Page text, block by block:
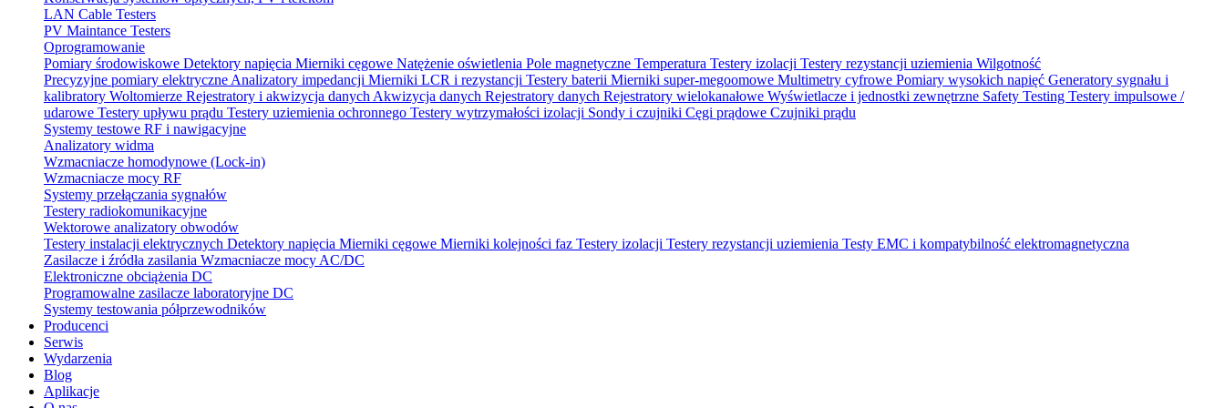
LAN Cable Testers
PV Maintance Testers
Oprogramowanie
Pomiary środowiskowe Detektory napięcia Mierniki cęgowe Natężenie oświetlenia Pole magnetyczne Temperatura Testery izolacji Testery rezystancji uziemienia Wilgotność
Precyzyjne pomiary elektryczne Analizatory impedancji Mierniki LCR i rezystancji Testery baterii Mierniki super-megoomowe Multimetry cyfrowe Pomiary wysokich napięć Generatory sygnału i
kalibratory Woltomierze Rejestratory i akwizycja danych Akwizycja danych Rejestratory danych Rejestratory wielokanałowe Wyświetlacze i jednostki zewnętrzne Safety Testing Testery impulsowe /
udarowe Testery upływu prądu Testery uziemienia ochronnego Testery wytrzymałości izolacji Sondy i czujniki Cęgi prądowe Czujniki prądu
Systemy testowe RF i nawigacyjne
Analizatory widma
Wzmacniacze homodynowe (Lock‑in)
Wzmacniacze mocy RF
Systemy przełączania sygnałów
Testery radiokomunikacyjne
Wektorowe analizatory obwodów
Testery instalacji elektrycznych Detektory napięcia Mierniki cęgowe Mierniki kolejności faz Testery izolacji Testery rezystancji uziemienia Testy EMC i kompatybilność elektromagnetyczna
Zasilacze i źródła zasilania Wzmacniacze mocy AC/DC
Elektroniczne obciążenia DC
Programowalne zasilacze laboratoryjne DC
Systemy testowania półprzewodników
Producenci
Serwis
Wydarzenia
Blog
Aplikacje